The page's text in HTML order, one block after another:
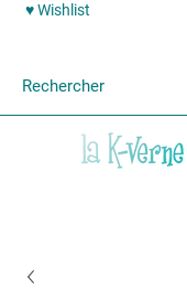
♥ Wishlist